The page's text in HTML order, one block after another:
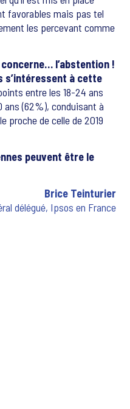
favorables mais pas tel
les percevant comme
l’abstention !
s’intéressent à cette
entre les 18-24 ans
ans (62%), conduisant à
proche de celle de 2019
peuvent être le
Brice Teinturier
délégué, Ipsos en France